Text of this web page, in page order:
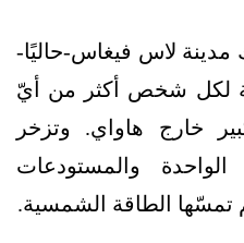
مدينة لاس فيغاس-حاليًا-
لكل شخص أكثر من أيّ
خارج هاواي. وتزخر
الواحدة والمستودعات
تمسّها الطاقة الشمسية.